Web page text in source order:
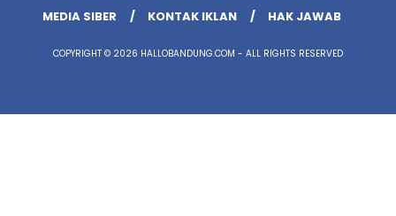
MEDIA SIBER
KONTAK IKLAN HAK JAWAB
COPYRIGHT © 2026 HALLOBANDUNG.COM - ALL RIGHTS RESERVED